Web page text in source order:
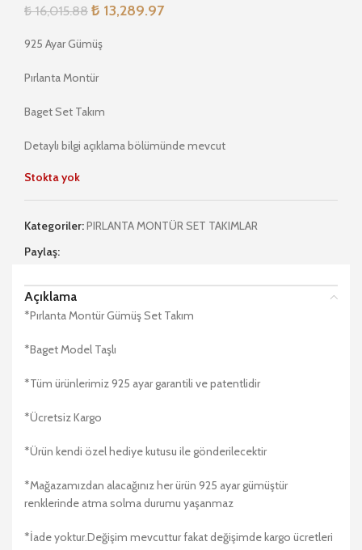
₺16,015.88 ₺ 13,289.97
925 Ayar Gümüş
Pırlanta Montür
Baget Set Takım
Detaylı bilgi açıklama bölümünde mevcut
Stokta yok
Kategoriler:PIRLANTA MONTÜR SET TAKIMLAR
Paylaş:
Açıklama
*Pırlanta Montür Gümüş Set Takım
*Baget Model Taşlı
*Tüm ürünlerimiz 925 ayar garantili ve patentlidir
*Ücretsiz Kargo
*Ürün kendi özel hediye kutusu ile gönderilecektir
*Mağazamızdan alacağınız her ürün 925 ayar gümüştür
renklerinde atma solma durumu yaşanmaz
*İade yoktur.Değişim mevcuttur fakat değişimde kargo ücretleri